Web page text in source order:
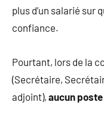
plus d’un salarié sur
confiance.
Pourtant, lors de la
(Secrétaire,
adjoint), aucun poste